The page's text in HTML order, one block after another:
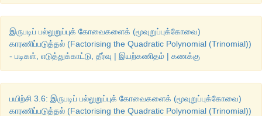
இருபடிப் பல்லுறுப்புக் கோவைகளைக் (மூவுறுப்புக்கோவை)
காரணிப்படுத்தல் (Factorising the Quadratic Polynomial (Trinomial))
- படிகள், எடுத்துக்காட்டு, தீர்வு | இயற்கணிதம் | கணக்கு
பயிற்சி 3.6: இருபடிப் பல்லுறுப்புக் கோவைகளைக் (மூவுறுப்புக்கோவை)
காரணிப்படுத்தல் (Factorising the Quadratic Polynomial (Trinomial))